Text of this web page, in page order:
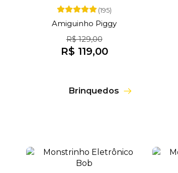
(195)
Amiguinho Piggy
R$ 129,00
R$ 119,00
Brinquedos